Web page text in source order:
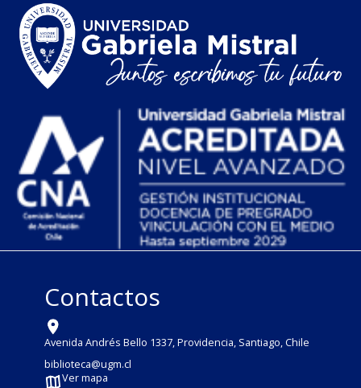
Contactos
Avenida Andrés Bello 1337, Providencia, Santiago, Chile
biblioteca@ugm.cl
Ver mapa